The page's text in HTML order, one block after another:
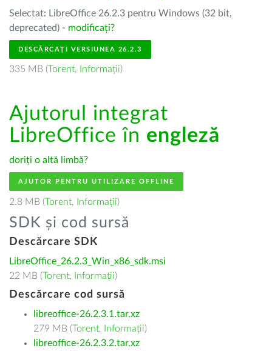
Selectat: LibreOffice 26.2.3 pentru Windows (32 bit,
deprecated) - modificați?
DESCĂRCAȚI VERSIUNEA 26.2.3
335 MB (Torent, Informații)
Ajutorul integrat
LibreOffice în engleză
doriți o altă limbă?
AJUTOR PENTRU UTILIZARE OFFLINE
2.8 MB (Torent, Informații)
SDK și cod sursă
Descărcare SDK
LibreOffice_26.2.3_Win_x86_sdk.msi
22 MB (Torent, Informații)
Descărcare cod sursă
libreoffice-26.2.3.1.tar.xz
279 MB (Torent, Informații)
libreoffice-26.2.3.2.tar.xz